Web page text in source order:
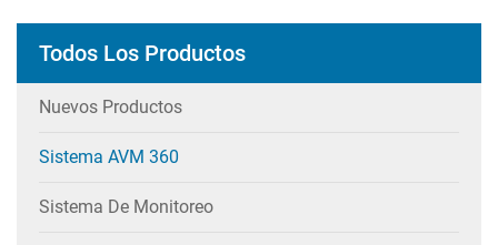
Todos Los Productos
Nuevos Productos
Sistema AVM 360
Sistema De Monitoreo